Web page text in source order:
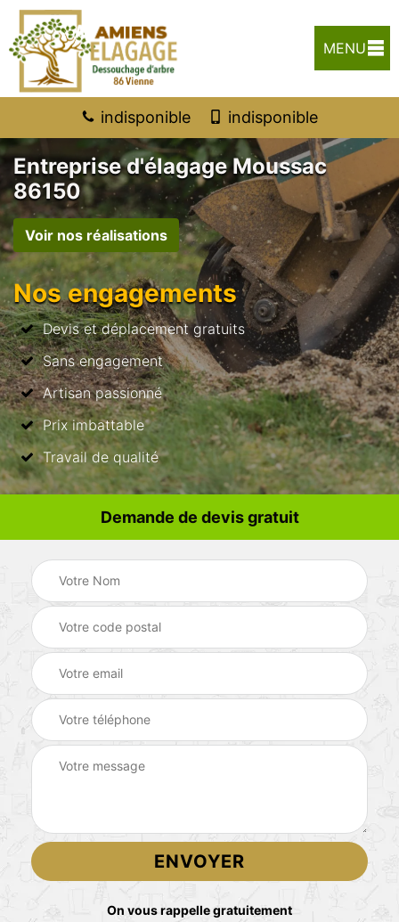
MENU
indisponible indisponible
Entreprise d'élagage Moussac
86150
Voir nos réalisations
Nos engagements
Devis et déplacement gratuits
Sans engagement
Artisan passionné
Prix imbattable
Travail de qualité
Demande de devis gratuit
On vous rappelle gratuitement